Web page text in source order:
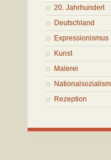
20. Jahrhundert
Deutschland
Expressionismus
Kunst
Malerei
Rezeption